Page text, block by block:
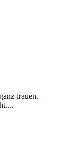
trauen.